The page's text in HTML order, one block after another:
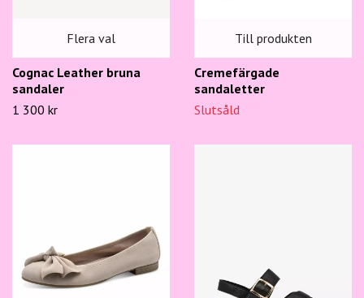
Flera val
Cognac Leather bruna
sandaler
1 300 kr
Till produkten
Cremefärgade
sandaletter
Slutsåld